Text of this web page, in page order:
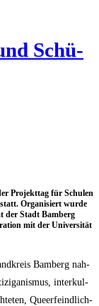
Schü­
Pro­jekt­tag für Schu­len
Orga­ni­siert wur­de
der Stadt Bam­berg
mit der Uni­ver­si­tät
Bam­berg nah­
inter­kul­
Que­er­feind­lich­